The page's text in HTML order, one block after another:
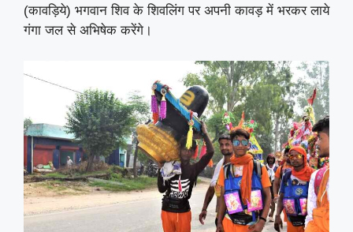
(कावड़िये) भगवान शिव के शिवलिंग पर अपनी कावड़ में भरकर लाये
गंगा जल से अभिषेक करेंगे।